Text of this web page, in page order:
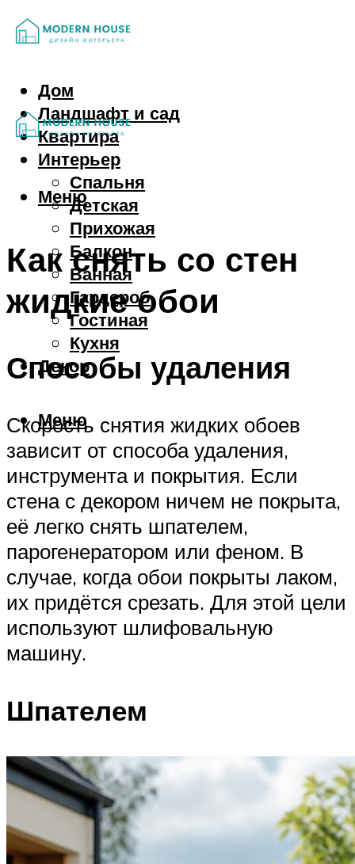
Дом
Ландшафт и сад
Квартира
Интерьер
Спальня
Детская
Прихожая
Балкон
Ванная
Гардероб
Гостиная
Кухня
Декор
Меню
Меню
Как снять со стен
жидкие обои
Способы удаления
Скорость снятия жидких обоев
зависит от способа удаления,
инструмента и покрытия. Если
стена с декором ничем не покрыта,
её легко снять шпателем,
парогенератором или феном. В
случае, когда обои покрыты лаком,
их придётся срезать. Для этой цели
используют шлифовальную
машину.
Шпателем